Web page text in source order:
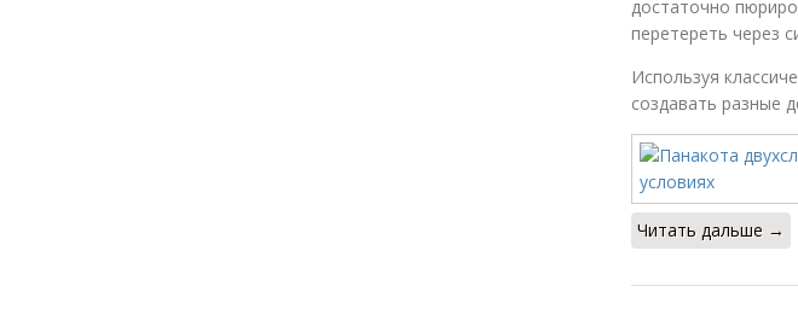
достаточно
перетереть через
Используя
создавать разные
Читать дальше →